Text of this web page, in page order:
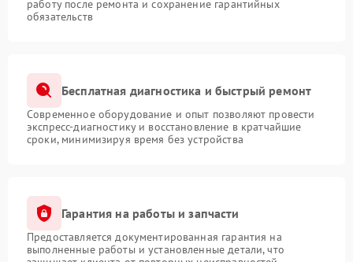
работу после ремонта и сохранение гарантийных
обязательств
Бесплатная диагностика и быстрый ремонт
Современное оборудование и опыт позволяют провести
экспресс-диагностику и восстановление в кратчайшие
сроки, минимизируя время без устройства
Гарантия на работы и запчасти
Предоставляется документированная гарантия на
выполненные работы и установленные детали, что